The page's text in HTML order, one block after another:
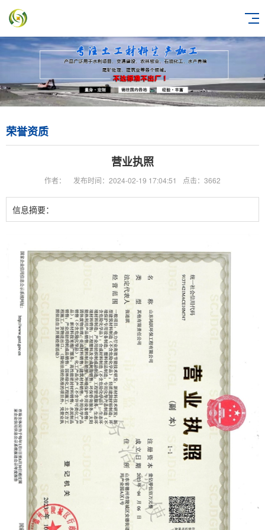
荣誉资质
营业执照
作者： 发布时间：2024-02-19 17:04:51 点击：3662
信息摘要：